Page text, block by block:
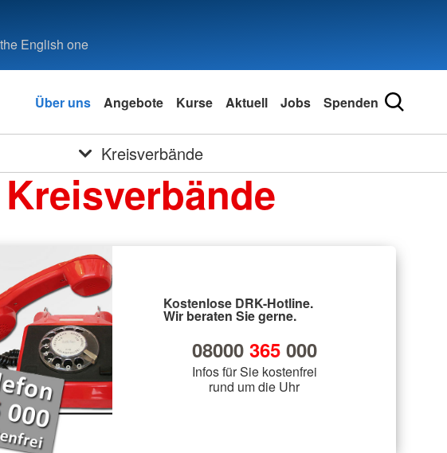
English one
Über uns Angebote Kurse Aktuell Jobs Spenden
Kreisverbände
Kreisverbände
Kostenlose DRK-Hotline.
Wir beraten Sie gerne.
08000 365000
Infos für Sie kostenfrei
rund um die Uhr